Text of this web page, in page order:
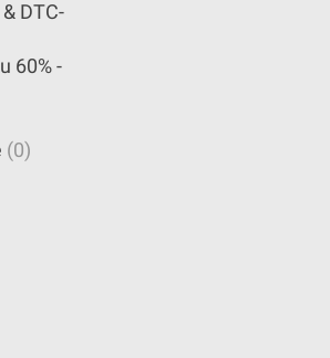
DTC-
60% -
(0)